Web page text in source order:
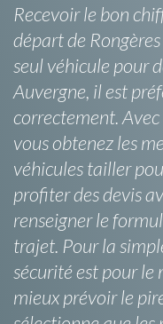
Recevoir le bon
départ de
seul véhicule pour
Auvergne, il est
correctement.
vous obtenez les
véhicules tailler
profiter des devis
renseigner le
trajet. Pour la
sécurité est pour
mieux prévoir le